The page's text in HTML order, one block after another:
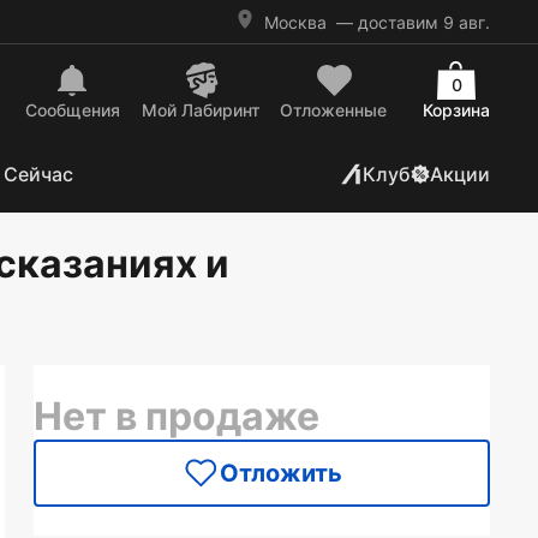
Москва — доставим 9 авг.
Сообщения Mой Лабиринт Отложенные Корзина
0
Клуб Акции
и
Нет в продаже
Отложить